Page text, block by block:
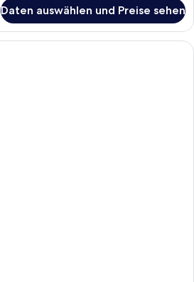
Daten auswählen und Preise sehen